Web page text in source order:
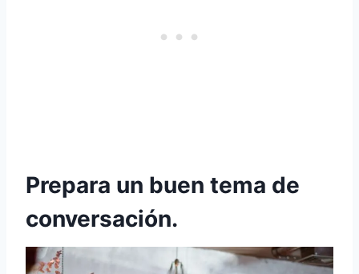
Prepara un buen tema de
conversación.